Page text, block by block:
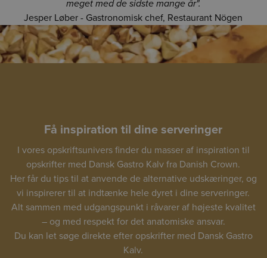
meget med de sidste mange år".
Jesper Løber - Gastronomisk chef, Restaurant Nögen
Få inspiration til dine serveringer
I vores opskriftsunivers finder du masser af inspiration til
opskrifter med Dansk Gastro Kalv fra Danish Crown.
Her får du tips til at anvende de alternative udskæringer, og
vi inspirerer til at indtænke hele dyret i dine serveringer.
Alt sammen med udgangspunkt i råvarer af højeste kvalitet
– og med respekt for det anatomiske ansvar.
Du kan let søge direkte efter opskrifter med Dansk Gastro
Kalv.